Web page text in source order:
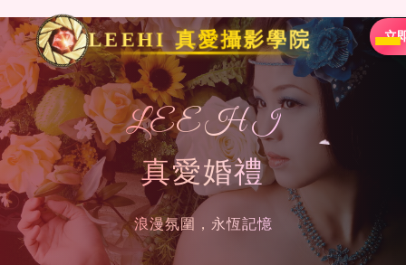
LEEHI 真愛攝影學院
LEEHI
真愛婚禮
浪漫氛圍，永恆記憶
立